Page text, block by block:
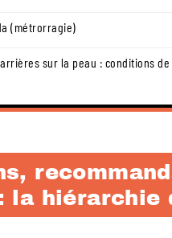
(métrorragie)
sur la peau : conditions de
: la